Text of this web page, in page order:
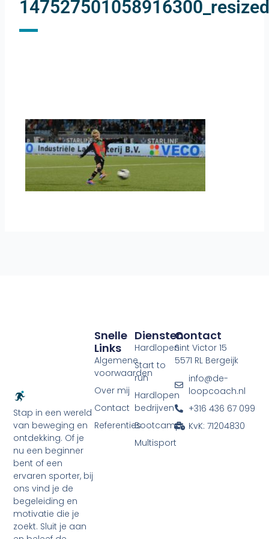
Stap in een wereld
van beweging en
ontdekking. Of je
nu een beginner
bent of een
ervaren sporter, bij
ons vind je de
begeleiding en
motivatie die je
zoekt. Sluit je aan
Diensten
Hardlopen
Start to
run
Hardlopen
bedrijven
Bootcamp
Multisport
Snelle
Links
Algemene
voorwaarden
Over mij
Contact
Referenties
Contact
Sint Victor 15
5571 RL Bergeijk
info@de-
loopcoach.nl
+316 436 67 099
KvK: 71204830